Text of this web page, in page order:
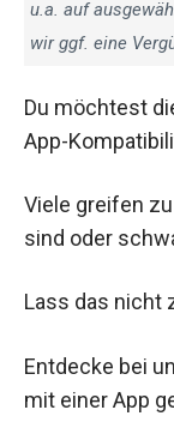
u.a. auf
wir ggf. eine
Du möchtest
App-
Viele greifen
sind oder
Lass das nicht
Entdecke bei
mit einer App